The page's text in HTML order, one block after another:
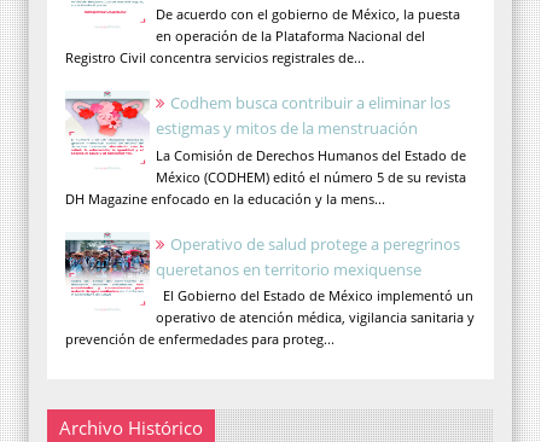
De acuerdo con el gobierno de México, la puesta
en operación de la Plataforma Nacional del
Registro Civil concentra servicios registrales de...
Codhem busca contribuir a eliminar los
estigmas y mitos de la menstruación
La Comisión de Derechos Humanos del Estado de
México (CODHEM) editó el número 5 de su revista
DH Magazine enfocado en la educación y la mens...
Operativo de salud protege a peregrinos
queretanos en territorio mexiquense
El Gobierno del Estado de México implementó un
operativo de atención médica, vigilancia sanitaria y
prevención de enfermedades para proteg...
Archivo Histórico